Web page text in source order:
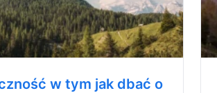
w tym jak dbać o